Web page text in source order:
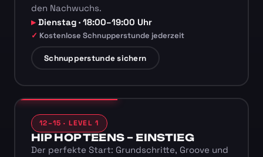
den Nachwuchs.
Dienstag · 18:00–19:00 Uhr
Kostenlose Schnupperstunde jederzeit
Schnupperstunde sichern
12–15 · LEVEL 1
HIP HOP TEENS – EINSTIEG
Der perfekte Start: Grundschritte, Groove und